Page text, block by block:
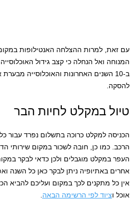
עם זאת, למרות ההצלחה האנטילופות במקום
ב-10 השנים האחרונות והאוכלוסייה
להסקה.
טיול במקלט לחיות הבר
הכניסה למקלט כרוכה בתשלום נפרד עבור
הרכב. כמו כן, חובה לשכור במקום שירותי
העפר במקלט מוגבלים ולכן כדאי לבקר
אחרים באתיופיה ניתן לבקר כאן כל השנה
אין כל מתקנים לכך במקום ועליכם להביא
אוכל וציוד לפי הרשימה הבאה